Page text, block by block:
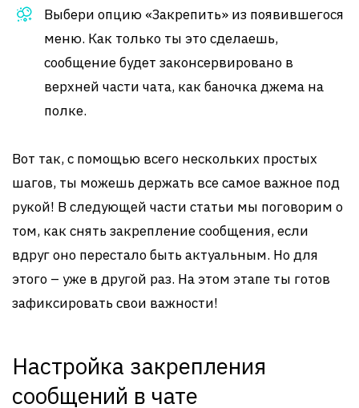
Выбери опцию «Закрепить» из появившегося
меню. Как только ты это сделаешь,
сообщение будет законсервировано в
верхней части чата, как баночка джема на
полке.
Вот так, с помощью всего нескольких простых
шагов, ты можешь держать все самое важное под
рукой! В следующей части статьи мы поговорим о
том, как снять закрепление сообщения, если
вдруг оно перестало быть актуальным. Но для
этого – уже в другой раз. На этом этапе ты готов
зафиксировать свои важности!
Настройка закрепления
сообщений в чате